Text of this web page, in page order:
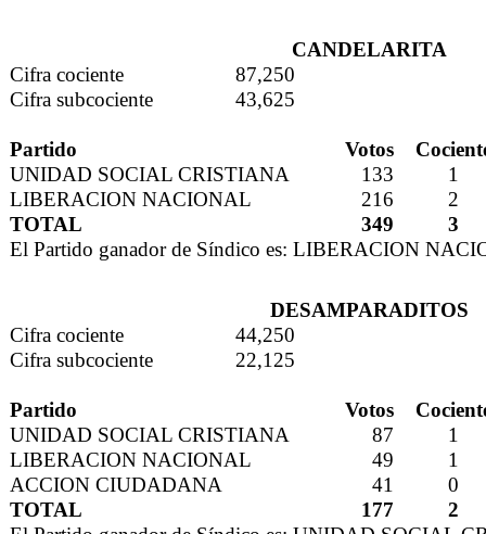
CANDELARITA
Cifra cociente
87,250
Cifra subcociente
43,625
Partido Votos
UNIDAD SOCIAL CRISTIANA
133
1
LIBERACION NACIONAL
216
2
TOTAL
349
3
El Partido ganador de Síndico es: LIBERACION
DESAMPARADITOS
Cifra cociente
44,250
Cifra subcociente
22,125
Partido Votos
UNIDAD SOCIAL CRISTIANA
87
1
LIBERACION NACIONAL
49
1
ACCION CIUDADANA
41
0
TOTAL
177
2